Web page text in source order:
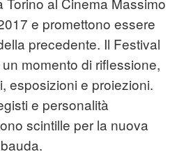
e promettono essere
precedente. Il Festival
momento di riflessione,
esposizioni e proiezioni.
e personalità
scintille per la nuova